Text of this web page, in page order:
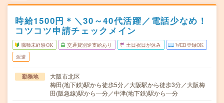
時給1500円＊＼30～40代活躍／電話少なめ！
コツコツ申請チェックメイン
職種未経験OK 交通費別途支給あり 土日祝日が休み WEB登録OK
派遣
勤務地
大阪市北区
梅田(地下鉄)駅から徒歩5分／大阪駅から徒歩3分／大阪梅
田(阪急線)駅から---分／中津(地下鉄)駅から---分